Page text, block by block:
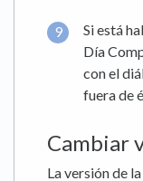
Si está
Día
con el
fuera de
Cambiar
La versión de